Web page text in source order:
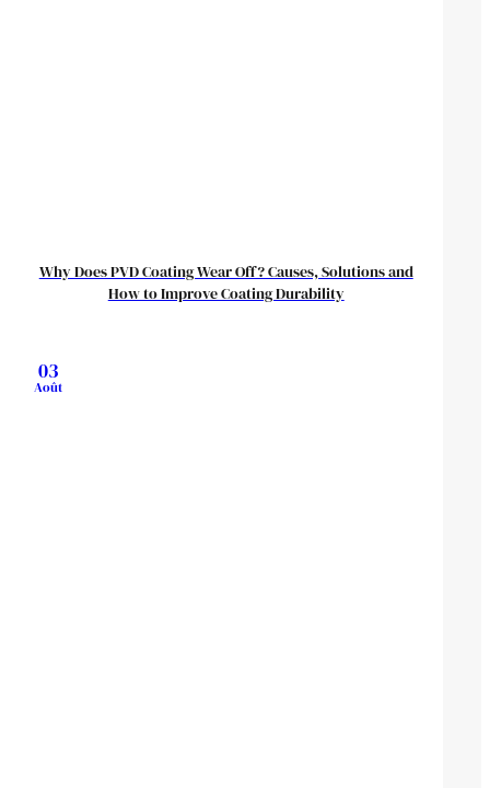
Why Does PVD Coating Wear Off? Causes, Solutions and
How to Improve Coating Durability
03
Août